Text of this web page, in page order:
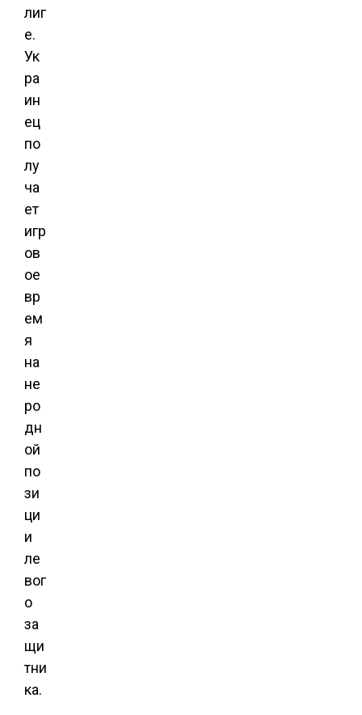
лиг
е.
Ук
ра
ин
ец
по
лу
ча
ет
игр
ов
ое
вр
ем
я
на
не
ро
дн
ой
по
зи
ци
и
ле
вог
о
за
щи
тни
ка.